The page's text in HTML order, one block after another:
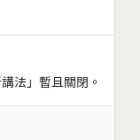
法」暫且關閉。